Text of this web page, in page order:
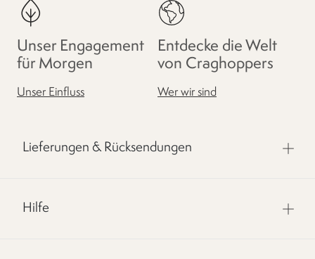
Unser Engagement
für Morgen
Unser Einfluss
Entdecke die Welt
von Craghoppers
Wer wir sind
Lieferungen & Rücksendungen
Hilfe